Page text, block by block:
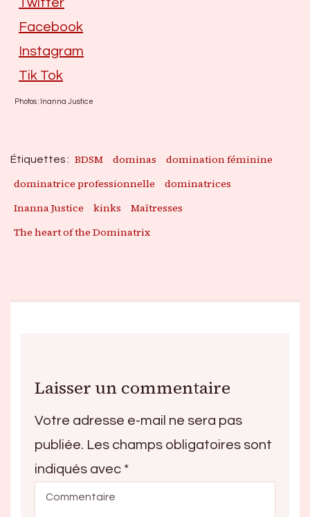
Facebook
Instagram
Tik Tok
Photos : Inanna Justice
Étiquettes : BDSM dominas
domination féminine
dominatrice professionnelle
dominatrices
Inanna Justice
kinks
Maîtresses
The heart of the Dominatrix
Laisser un commentaire
Votre adresse e-mail ne sera pas
publiée. Les champs obligatoires sont
indiqués avec *